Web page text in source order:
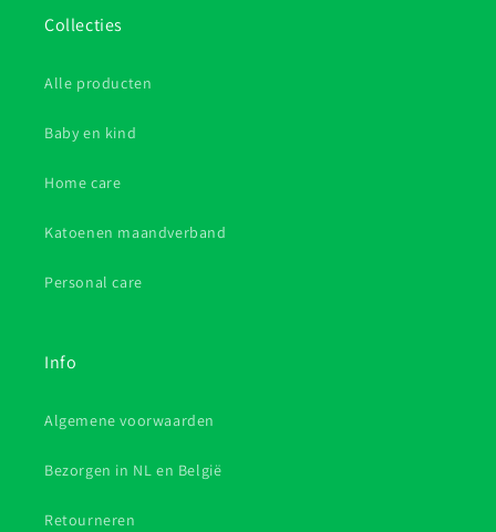
Collecties
Alle producten
Baby en kind
Home care
Katoenen maandverband
Personal care
Info
Algemene voorwaarden
Bezorgen in NL en België
Retourneren